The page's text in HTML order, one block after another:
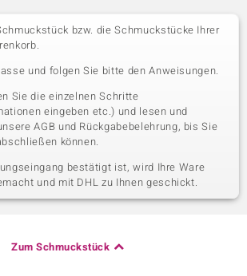
bzw. die Schmuckstücke Ihrer
und folgen Sie bitte den Anweisungen.
Sie die einzelnen Schritte
eingeben etc.) und lesen und
AGB und Rückgabebelehrung, bis Sie
können.
bestätigt ist, wird Ihre Ware
und mit DHL zu Ihnen geschickt.
Zum Schmuckstück